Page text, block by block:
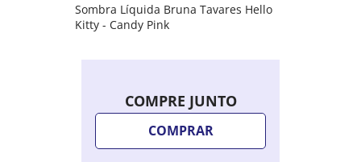
Sombra Líquida Bruna Tavares Hello
Kitty - Candy Pink
COMPRE JUNTO
COMPRAR